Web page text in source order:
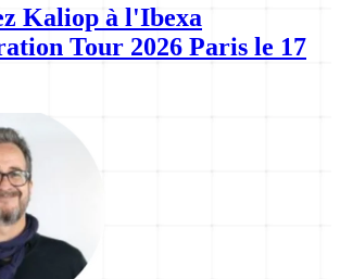
Kaliop à l'Ibexa
Tour 2026 Paris le 17